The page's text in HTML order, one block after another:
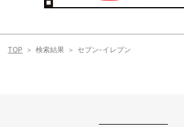
TOP 検索結果 セブン-イレブン